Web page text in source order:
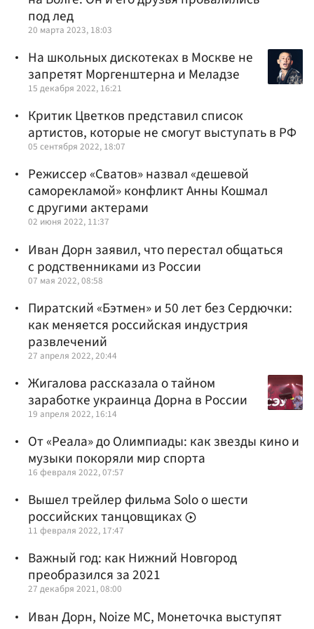
под лед
20 марта 2023, 18:03
На школьных дискотеках в Москве не
запретят Моргенштерна и Меладзе
15 декабря 2022, 16:21
Критик Цветков представил список
артистов, которые не смогут выступать в РФ
05 сентября 2022, 18:07
Режиссер «Сватов» назвал «дешевой
саморекламой» конфликт Анны Кошмал
с другими актерами
02 июня 2022, 11:37
Иван Дорн заявил, что перестал общаться
с родственниками из России
07 мая 2022, 08:58
Пиратский «Бэтмен» и 50 лет без Сердючки:
как меняется российская индустрия
развлечений
27 апреля 2022, 20:44
Жигалова рассказала о тайном
заработке украинца Дорна в России
19 апреля 2022, 16:14
От «Реала» до Олимпиады: как звезды кино и
музыки покоряли мир спорта
16 февраля 2022, 07:57
Вышел трейлер фильма Solo о шести
российских танцовщиках
11 февраля 2022, 17:47
Важный год: как Нижний Новгород
преобразился за 2021
27 декабря 2021, 08:00
Иван Дорн, Noize MC, Монеточка выступят